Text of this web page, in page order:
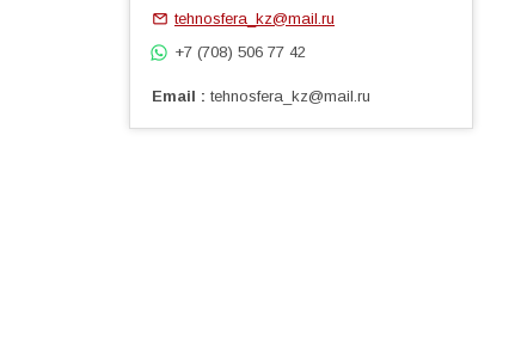
tehnosfera_kz@mail.ru
+7 (708) 506 77 42
Email tehnosfera_kz@mail.ru